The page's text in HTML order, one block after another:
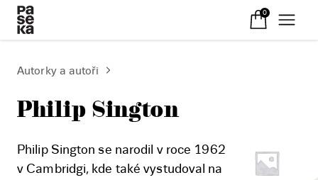
0
Autorky a autoři
Philip Sington
Philip Sington se narodil v roce 1962
v Cambridgi, kde také vystudoval na